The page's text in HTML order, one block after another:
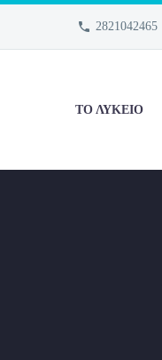
2821042465
ΤΟ ΛΎΚΕΙΟ